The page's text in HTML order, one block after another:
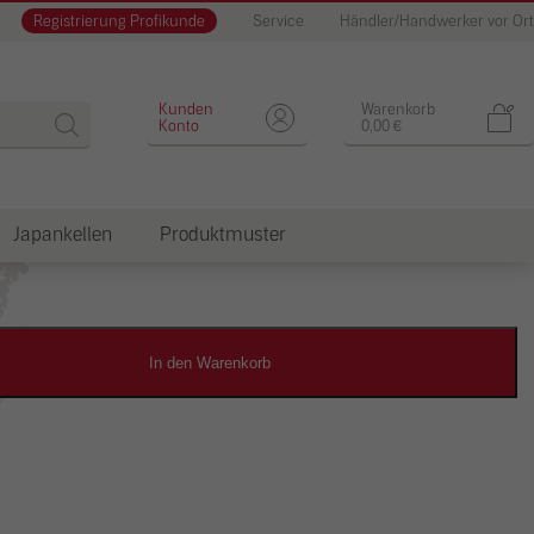
Registrierung Profikunde Service Händler/Handwerker vor Ort
Warenkorb
0,00 €
Kunden
Konto
Japankellen Produktmuster
Designputz
In den Warenkorb